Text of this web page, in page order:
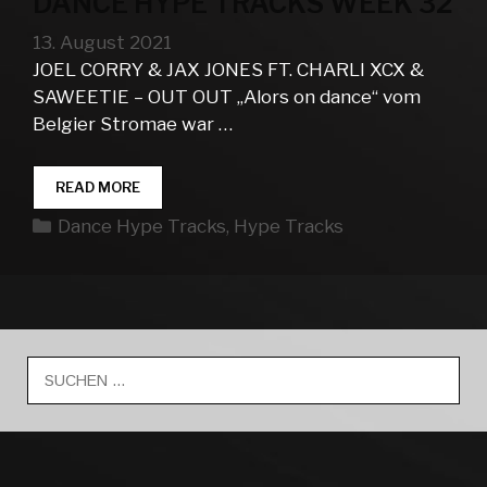
13. August 2021
JOEL CORRY & JAX JONES FT. CHARLI XCX &
SAWEETIE – OUT OUT „Alors on dance“ vom
Belgier Stromae war …
READ MOREDANCE
HYPE
TRACKS
Kategorien
Dance Hype Tracks, Hype Tracks
nach: